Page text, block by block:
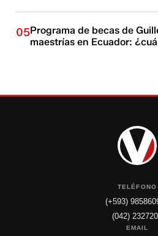
05Programa de becas de
maestrías en Ecuador:
TELÉFONO
(+593)
(042)
EMAIL